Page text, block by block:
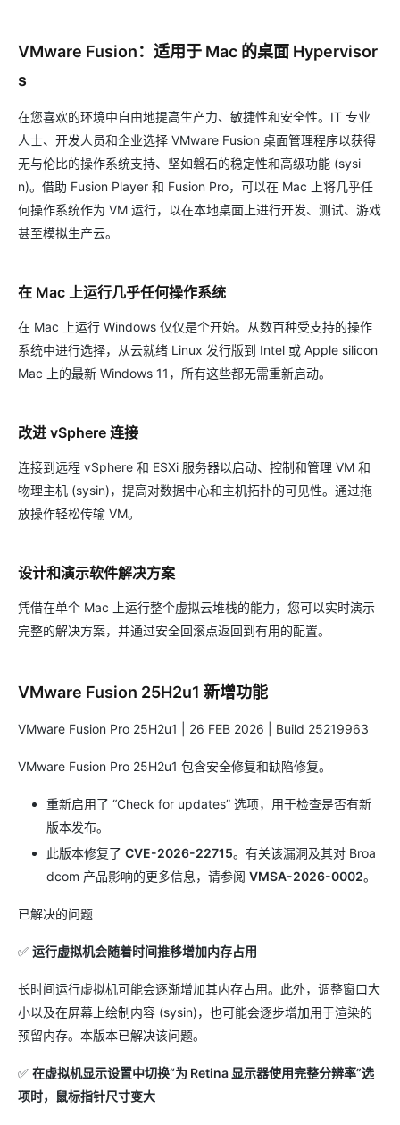
VMware Fusion：适用于 Mac 的桌面 Hypervisor
s
在您喜欢的环境中自由地提高生产力、敏捷性和安全性。IT 专业
人士、开发人员和企业选择 VMware Fusion 桌面管理程序以获得
无与伦比的操作系统支持、坚如磐石的稳定性和高级功能 (sysi
n)。借助 Fusion Player 和 Fusion Pro，可以在 Mac 上将几乎任
何操作系统作为 VM 运行，以在本地桌面上进行开发、测试、游戏
甚至模拟生产云。
在 Mac 上运行几乎任何操作系统
在 Mac 上运行 Windows 仅仅是个开始。从数百种受支持的操作
系统中进行选择，从云就绪 Linux 发行版到 Intel 或 Apple silicon
Mac 上的最新 Windows 11，所有这些都无需重新启动。
改进 vSphere 连接
连接到远程 vSphere 和 ESXi 服务器以启动、控制和管理 VM 和
物理主机 (sysin)，提高对数据中心和主机拓扑的可见性。通过拖
放操作轻松传输 VM。
设计和演示软件解决方案
凭借在单个 Mac 上运行整个虚拟云堆栈的能力，您可以实时演示
完整的解决方案，并通过安全回滚点返回到有用的配置。
VMware Fusion 25H2u1 新增功能
VMware Fusion Pro 25H2u1 | 26 FEB 2026 | Build 25219963
VMware Fusion Pro 25H2u1 包含安全修复和缺陷修复。
重新启用了 “Check for updates” 选项，用于检查是否有新
版本发布。
此版本修复了 CVE-2026-22715。有关该漏洞及其对 Broa
dcom 产品影响的更多信息，请参阅 VMSA-2026-0002。
已解决的问题
✅ 运行虚拟机会随着时间推移增加内存占用
长时间运行虚拟机可能会逐渐增加其内存占用。此外，调整窗口大
小以及在屏幕上绘制内容 (sysin)，也可能会逐步增加用于渲染的
预留内存。本版本已解决该问题。
✅ 在虚拟机显示设置中切换“为 Retina 显示器使用完整分辨率”选
项时，鼠标指针尺寸变大